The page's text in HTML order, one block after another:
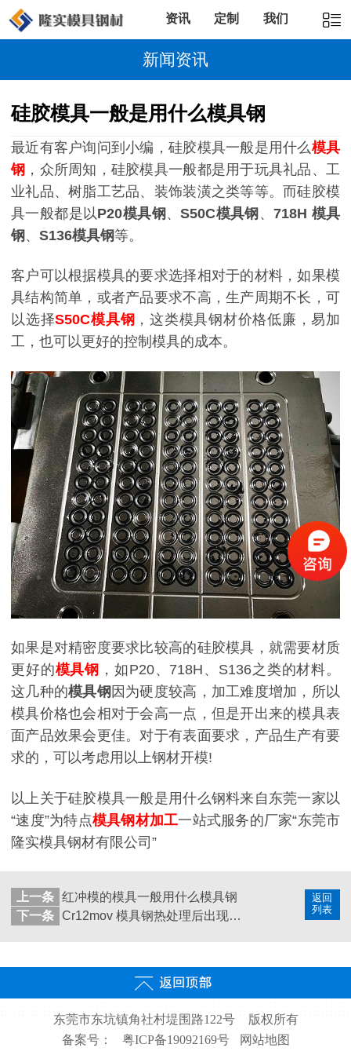
资讯 定制 我们
新闻资讯
硅胶模具一般是用什么模具钢
最近有客户询问到小编，硅胶模具一般是用什么模具
钢 ，众所周知，硅胶模具一般都是用于玩具礼品、工
业礼品、树脂工艺品、装饰装潢之类等等。而硅胶模
具一般都是以P20模具钢 、S50C模具钢 、718H 模具
钢 、 S136模具钢等。
客户可以根据模具的要求选择相对于的材料，如果模
具结构简单，或者产品要求不高，生产周期不长，可
以选择S50C模具钢 ，这类模具钢材价格低廉，易加
工，也可以更好的控制模具的成本。
如果是对精密度要求比较高的硅胶模具，就需要材质
更好的模具钢 ，如P20、718H、S136之类的材料。
这几种的模具钢 因为硬度较高，加工难度增加，所以
模具价格也会相对于会高一点，但是开出来的模具表
面产品效果会更佳。对于有表面要求，产品生产有要
求的，可以考虑用以上钢材开模!
以上关于硅胶模具一般是用什么钢料来自东莞一家以
“速度”为特点模具钢材加工一站式服务的厂家“东莞市
隆实模具钢材有限公司”
返回
列表
上一条 红冲模的模具一般用什么模具钢
下一条
Cr12mov 模具钢热处理后出现一块一块的掉的原因？
东莞市东坑镇角社村堤围路122号
版权所有
备案号：
粤ICP备19092169号 网站地图